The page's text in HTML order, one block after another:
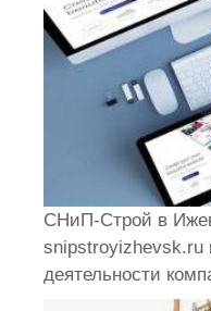
СНиП-Строй в
snipstroyizhevsk.ru
деятельности